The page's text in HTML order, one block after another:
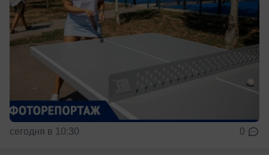
сегодня в 10:30 0